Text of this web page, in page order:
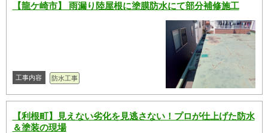
【龍ケ崎市】 雨漏り陸屋根に塗膜防水にて部分補修施工
工事内容 防水工事
【利根町】見えない劣化を見逃さない！プロが仕上げた防水
＆塗装の現場